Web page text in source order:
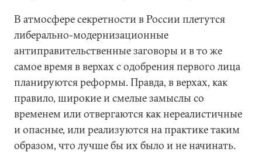
В атмосфере секретности в России плетутся
либерально-модернизационные
антиправительственные заговоры и в то же
самое время в верхах с одобрения первого лица
планируются реформы. Правда, в верхах, как
правило, широкие и смелые замыслы со
временем или отвергаются как нереалистичные
и опасные, или реализуются на практике таким
образом, что лучше бы их было и не начинать.